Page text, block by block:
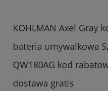
KOHLMAN Axel Gray
bateria umywalkowa
QW180AG kod
dostawa gratis